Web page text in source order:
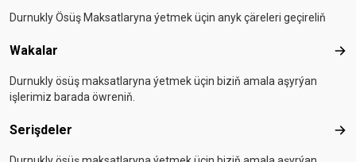
Durnukly Ösüş Maksatlaryna ýetmek üçin anyk çäreleri geçireliň
Wakalar
Durnukly ösüş maksatlaryna ýetmek üçin biziň amala aşyrýan
işlerimiz barada öwreniň.
Serişdeler